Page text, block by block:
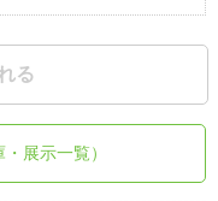
る
展示一覧）